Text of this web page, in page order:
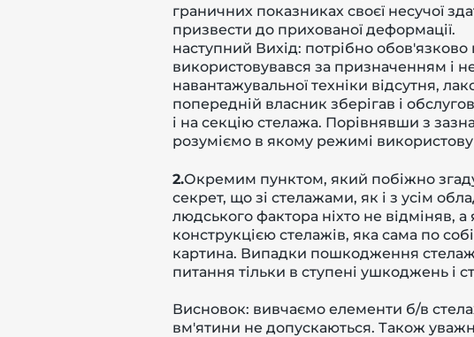
граничних показниках своєї несучої
призвести до прихованої деформації.
наступний Вихід: потрібно
використовувався за призначенням і
навантажувальної техніки відсутня,
попередній власник зберігав і
і на секцію стелажа. Порівнявши з
розуміємо в якому режимі
2.Окремим пунктом, який побіжно
секрет, що зі стелажами, як і з усім
людського фактора ніхто не
конструкцією стелажів, яка сама по
картина. Випадки пошкодження
питання тільки в ступені ушкоджень і
Висновок: вивчаємо елементи б/в
вм'ятини не допускаються. Також